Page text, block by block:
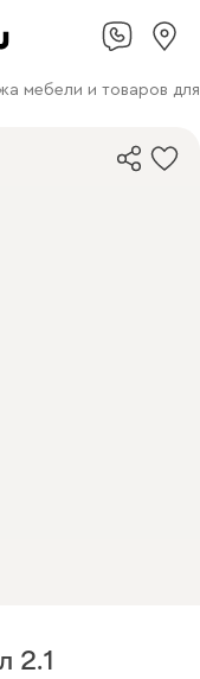
мебели и товаров
2.1